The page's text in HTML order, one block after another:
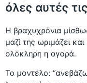
όλες αυτές
Η βραχυχρόνια
μαζί της ωριμάζει
ολόκληρη η αγορά.
Το μοντέλο: